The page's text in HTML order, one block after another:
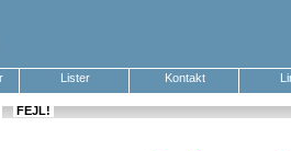
Lister Kontakt
FEJL!